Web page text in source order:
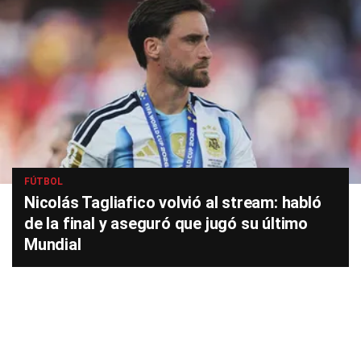
FÚTBOL
Nicolás Tagliafico volvió al stream: habló
de la final y aseguró que jugó su último
Mundial